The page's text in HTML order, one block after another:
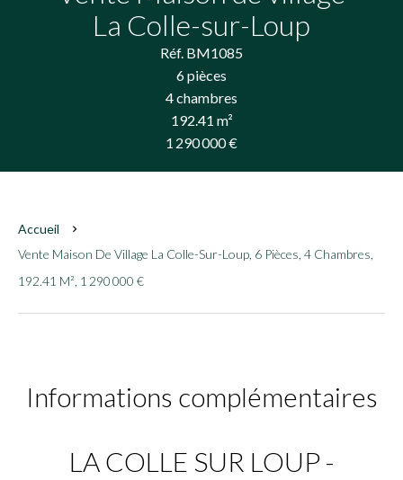
La Colle-sur-Loup
Réf. BM1085
6 pièces
4 chambres
192.41 m²
1 290 000 €
Accueil
Vente Maison De Village La Colle-Sur-Loup, 6 Pièces, 4 Chambres,
192.41 M², 1 290 000 €
Informations complémentaires
LA COLLE SUR LOUP -